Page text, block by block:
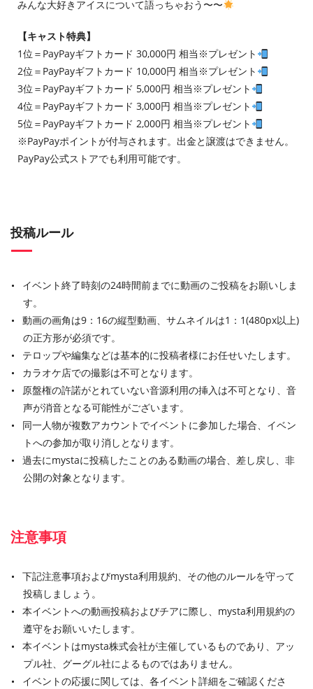
みんな大好きアイスについて語っちゃおう〜〜
【キャスト特典】
1位＝PayPayギフトカード 30,000円 相当※プレゼント
2位＝PayPayギフトカード 10,000円 相当※プレゼント
3位＝PayPayギフトカード 5,000円 相当※プレゼント
4位＝PayPayギフトカード 3,000円 相当※プレゼント
5位＝PayPayギフトカード 2,000円 相当※プレゼント
※PayPayポイントが付与されます。出金と譲渡はできません。
PayPay公式ストアでも利用可能です。
投稿ルール
イベント終了時刻の24時間前までに動画のご投稿をお願いしま
す。
動画の画角は9：16の縦型動画、サムネイルは1：1(480px以上)
の正方形が必須です。
テロップや編集などは基本的に投稿者様にお任せいたします。
カラオケ店での撮影は不可となります。
原盤権の許諾がとれていない音源利用の挿入は不可となり、音
声が消音となる可能性がございます。
同一人物が複数アカウントでイベントに参加した場合、イベン
トへの参加が取り消しとなります。
過去にmystaに投稿したことのある動画の場合、差し戻し、非
公開の対象となります。
注意事項
下記注意事項およびmysta利用規約、その他のルールを守って
投稿しましょう。
本イベントへの動画投稿およびチアに際し、mysta利用規約の
遵守をお願いいたします。
本イベントはmysta株式会社が主催しているものであり、アッ
プル社、グーグル社によるものではありません。
イベントの応援に関しては、各イベント詳細をご確認くださ